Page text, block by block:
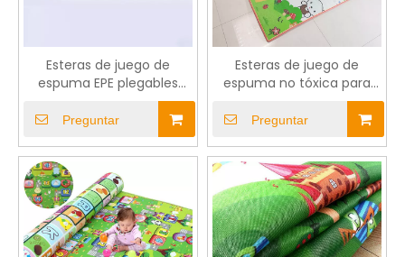
Esteras de juego de
espuma EPE plegables
Preguntar
Esteras de juego de
espuma no tóxica para
Preguntar